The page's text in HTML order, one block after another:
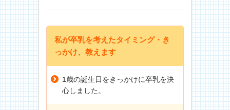
私が卒乳を考えたタイミング・き
っかけ、教えます
1歳の誕生日をきっかけに卒乳を決
心しました。